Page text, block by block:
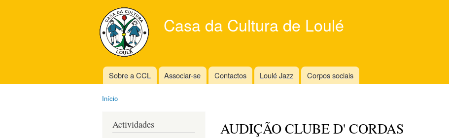
content
Casa da Cultura de Loulé
Main menu
Sobre a CCL Associar-se Contactos Loulé Jazz Corpos sociais
Início
Actividades AUDIÇÃO CLUBE D' CORDAS